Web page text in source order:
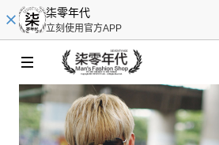
柒零年代
立刻使用官方APP